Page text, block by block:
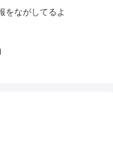
をながしてるよ